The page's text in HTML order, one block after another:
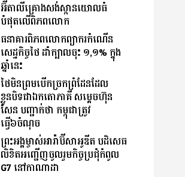
អ៊ីតាលីគ្រោងសង់ស្ពានយោលធំ
បំផុតលើពិភពលោក
ធនាគារពិភពលោកព្យាករកំណើន
សេដ្ឋកិច្ចថៃ ដាំក្បាលចុះ ១,១% ក្នុង
ឆ្នាំនេះ
ថៃមិនព្រមបើកច្រកព្រំដែនដែល
ខ្លួនបិទជាឯកតោភាគី សម្តេចហ៊ុន
សែន បញ្ជាក់ថា កម្ពុជាត្រូវ
ធ្វើ៦ចំណុច
ព្រះអង្គម្ចាស់អារ៉ាប៊ីសាអូឌីត បដិសេធ
លិខិតអញ្ជើញចូលរួមកិច្ចប្រជុំកំពូល
G7 នៅកាណាដា